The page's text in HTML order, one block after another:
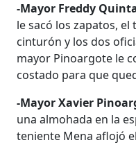
-Mayor Freddy
le sacó los zapatos,
cinturón y los dos
mayor Pinoargote le
costado para que
-Mayor Xavier
una almohada en la
teniente Mena aflojó